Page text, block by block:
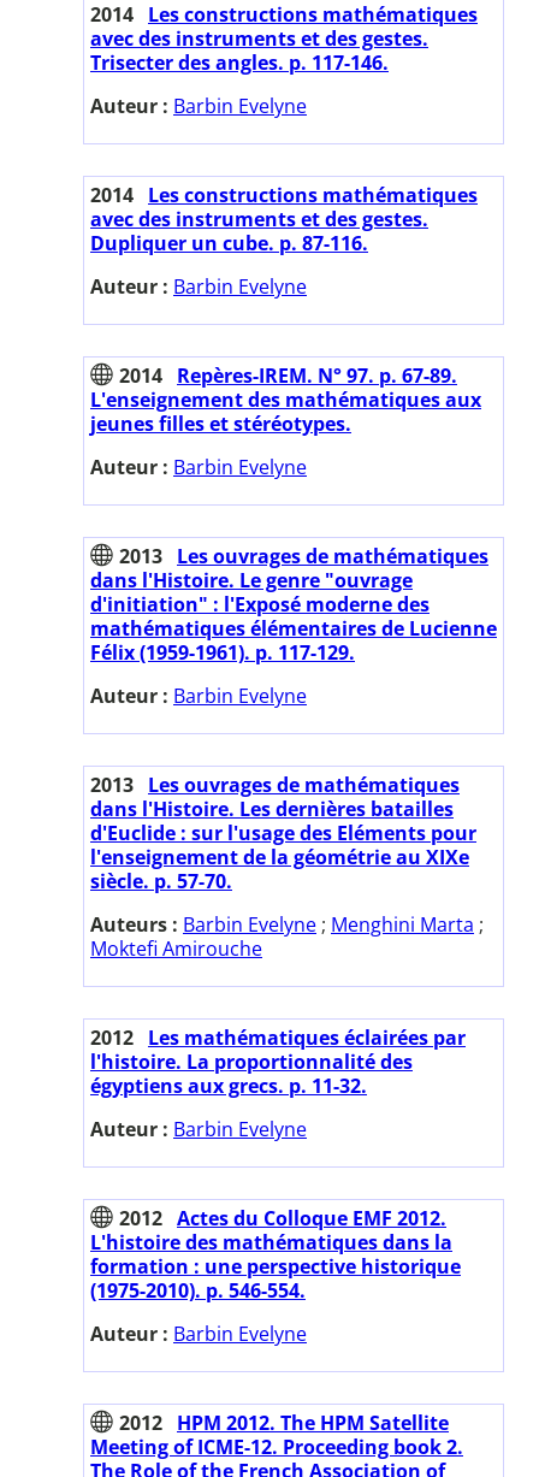
2014 Les constructions mathématiques
avec des instruments et des gestes.
Trisecter des angles. p. 117-146.
Auteur : Barbin Evelyne
2014 Les constructions mathématiques
avec des instruments et des gestes.
Dupliquer un cube. p. 87-116.
Auteur : Barbin Evelyne
2014 Repères-IREM. N° 97. p. 67-89.
L'enseignement des mathématiques aux
jeunes filles et stéréotypes.
Auteur : Barbin Evelyne
2013 Les ouvrages de mathématiques
dans l'Histoire. Le genre "ouvrage
d'initiation" : l'Exposé moderne des
mathématiques élémentaires de Lucienne
Félix (1959-1961). p. 117-129.
Auteur : Barbin Evelyne
2013 Les ouvrages de mathématiques
dans l'Histoire. Les dernières batailles
d'Euclide : sur l'usage des Eléments pour
l'enseignement de la géométrie au XIXe
siècle. p. 57-70.
Auteurs : Barbin Evelyne ; Menghini Marta ;
Moktefi Amirouche
2012 Les mathématiques éclairées par
l'histoire. La proportionnalité des
égyptiens aux grecs. p. 11-32.
Auteur : Barbin Evelyne
2012 Actes du Colloque EMF 2012.
L'histoire des mathématiques dans la
formation : une perspective historique
(1975-2010). p. 546-554.
Auteur : Barbin Evelyne
2012 HPM 2012. The HPM Satellite
Meeting of ICME-12. Proceeding book 2.
The Role of the French Association of